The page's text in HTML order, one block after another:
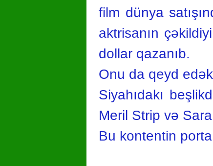
film dünya
aktrisanın
dollar qazanıb.
Onu da qeyd
Siyahıdakı
Meril Strip və
Bu kontentin